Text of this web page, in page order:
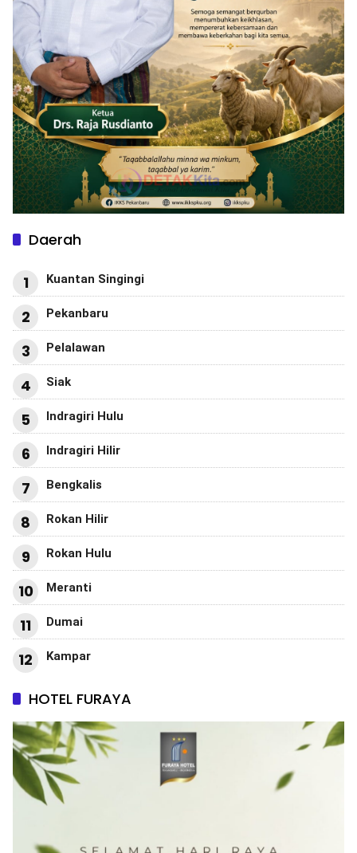
Daerah
1 Kuantan Singingi
2 Pekanbaru
3 Pelalawan
4 Siak
5 Indragiri Hulu
6 Indragiri Hilir
7 Bengkalis
8 Rokan Hilir
9 Rokan Hulu
10 Meranti
11 Dumai
12 Kampar
HOTEL FURAYA